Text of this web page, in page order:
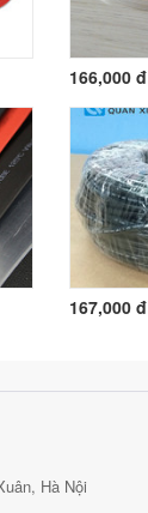
166,000 đ
167,000 đ
Hà Nội